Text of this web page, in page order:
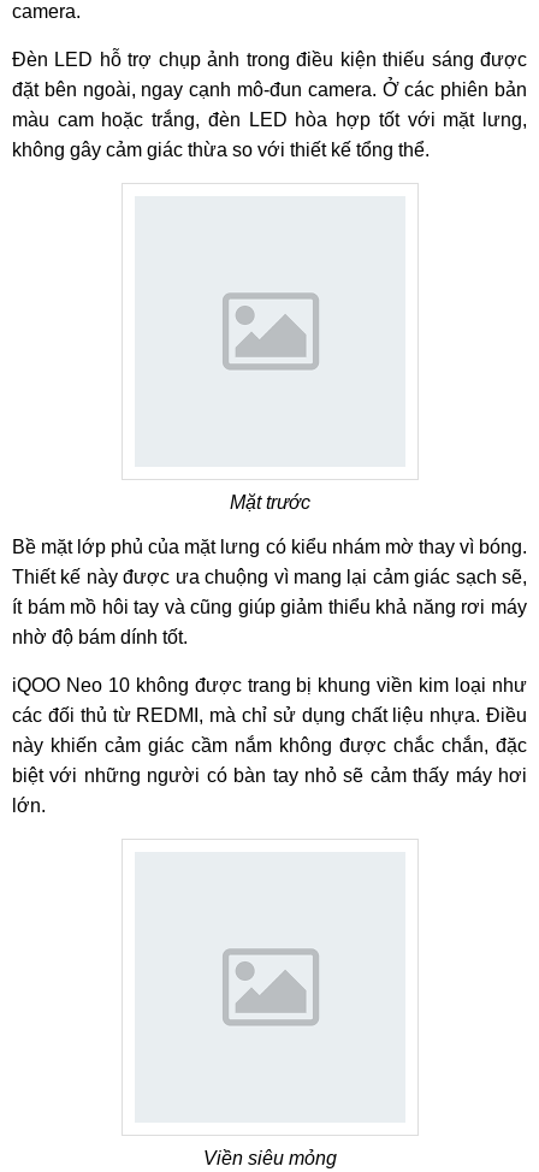
camera.
Đèn LED hỗ trợ chụp ảnh trong điều kiện thiếu sáng được
đặt bên ngoài, ngay cạnh mô-đun camera. Ở các phiên bản
màu cam hoặc trắng, đèn LED hòa hợp tốt với mặt lưng,
không gây cảm giác thừa so với thiết kế tổng thể.
Mặt trước
Bề mặt lớp phủ của mặt lưng có kiểu nhám mờ thay vì bóng.
Thiết kế này được ưa chuộng vì mang lại cảm giác sạch sẽ,
ít bám mồ hôi tay và cũng giúp giảm thiểu khả năng rơi máy
nhờ độ bám dính tốt.
iQOO Neo 10 không được trang bị khung viền kim loại như
các đối thủ từ REDMI, mà chỉ sử dụng chất liệu nhựa. Điều
này khiến cảm giác cầm nắm không được chắc chắn, đặc
biệt với những người có bàn tay nhỏ sẽ cảm thấy máy hơi
lớn.
Viền siêu mỏng